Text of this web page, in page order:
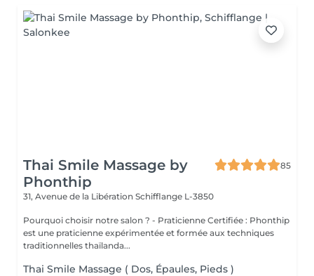
Thai Smile Massage by
Phonthip
85
31, Avenue de la Libération Schifflange L-3850
Pourquoi choisir notre salon ? - Praticienne Certifiée : Phonthip
est une praticienne expérimentée et formée aux techniques
traditionnelles thaïlanda...
Thai Smile Massage ( Dos, Épaules, Pieds )